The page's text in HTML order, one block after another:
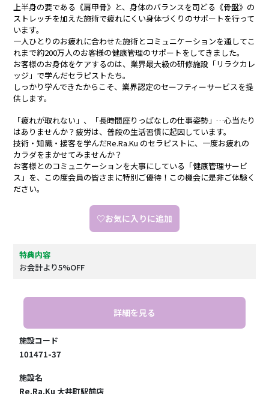
上半身の要である《肩甲骨》と、身体のバランスを司どる《骨盤》の
ストレッチを加えた施術で疲れにくい身体づくりのサポートを行って
います。
一人ひとりのお疲れに合わせた施術とコミュニケーションを通してこ
れまで約200万人のお客様の健康管理のサポートをしてきました。
お客様のお身体をケアするのは、業界最大級の研修施設「リラクカレ
ッジ」で学んだセラピストたち。
しっかり学んできたからこそ、業界認定のセーフティーサービスを提
供します。
「疲れが取れない」、「長時間座りっぱなしの仕事姿勢」…心当たり
はありませんか？疲労は、普段の生活習慣に起因しています。
技術・知識・接客を学んだRe.Ra.Ku のセラピストに、一度お疲れの
カラダをまかせてみませんか？
お客様とのコミュニケーションを大事にしている「健康管理サービ
ス」を、この度会員の皆さまに特別ご優待！この機会に是非ご体験く
ださい。
♡お気に入りに追加
特典内容
お会計より5%OFF
詳細を見る
施設コード
101471-37
施設名
Re.Ra.Ku 大井町駅前店